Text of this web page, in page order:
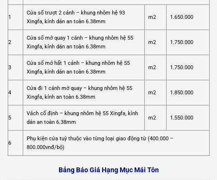
1
Cửa sổ trượt 2 cánh – khung nhôm hệ 93
Xingfa, kính dán an toàn 6.38mm
m2 1.650.000
2
Cửa sổ mở quay 1 cánh – khung nhôm hệ 55
Xingfa, kính dán an toàn 6.38mm
m2 1.750.000
3
Cửa sổ mở hất 1 cánh – khung nhôm hệ 55
Xingfa, kính dán an toàn 6.38mm
m2 1.750.000
4
Cửa đi 1 cánh mở quay – khung nhôm hệ 55
Xingfa, kính an toàn 6.38mm
m2 1.850.000
5
Vách cố định – khung nhôm hệ 55 Xingfa, kính
dán an toàn 6.38mm
m2 1.550.000
6
Phụ kiện cửa tuỳ thuộc vào từng loại giao động từ (400.000 –
800.000vnđ/bộ)
Bảng Báo Giá Hạng Mục Mái Tôn